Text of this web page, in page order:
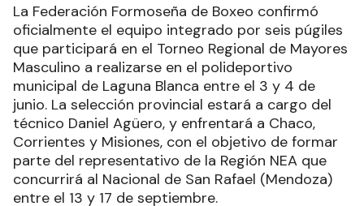
La Federación Formoseña de Boxeo confirmó
oficialmente el equipo integrado por seis púgiles
que participará en el Torneo Regional de Mayores
Masculino a realizarse en el polideportivo
municipal de Laguna Blanca entre el 3 y 4 de
junio. La selección provincial estará a cargo del
técnico Daniel Agüero, y enfrentará a Chaco,
Corrientes y Misiones, con el objetivo de formar
parte del representativo de la Región NEA que
concurrirá al Nacional de San Rafael (Mendoza)
entre el 13 y 17 de septiembre.